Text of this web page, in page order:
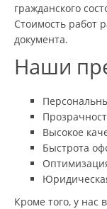
гражданского
Стоимость работ
документа.
Наши
Высокое
Быстрота
Кроме того, у нас